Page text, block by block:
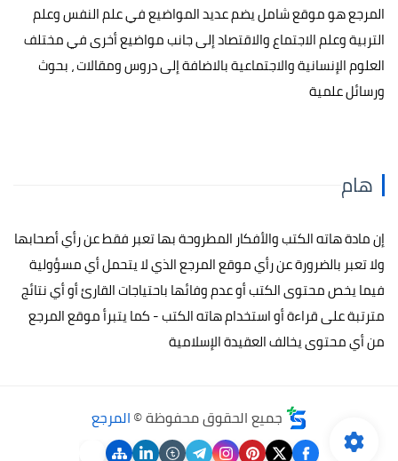
المرجع هو موقع شامل يضم عديد المواضيع في علم النفس وعلم
التربية وعلم الاجتماع والاقتصاد إلى جانب مواضيع أخرى في مختلف
العلوم الإنسانية والاجتماعية بالاضافة إلى دروس ومقالات ، بحوث
ورسائل علمية
هام
إن مادة هاته الكتب والأفكار المطروحة بها تعبر فقط عن رأي أصحابها
ولا تعبر بالضرورة عن رأي موقع المرجع الذي لا يتحمل أي مسؤولية
فيما يخص محتوى الكتب أو عدم وفائها باحتياجات القارئ أو أي نتائج
مترتبة على قراءة أو استخدام هاته الكتب - كما يتبرأ موقع المرجع
من أي محتوى يخالف العقيدة الإسلامية
جميع الحقوق محفوظة ©المرجع